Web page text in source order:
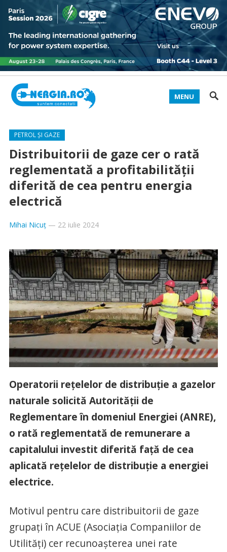
MENU
PETROL ȘI GAZE
Distribuitorii de gaze cer o rată
reglementată a profitabilității
diferită de cea pentru energia
electrică
Mihai Nicuț— 22 iulie 2024
Operatorii rețelelor de distribuție a gazelor
naturale solicită Autorității de
Reglementare în domeniul Energiei (ANRE),
o rată reglementată de remunerare a
capitalului investit diferită față de cea
aplicată rețelelor de distribuție a energiei
electrice.
Motivul pentru care distribuitorii de gaze
grupați în ACUE (Asociația Companiilor de
Utilități) cer recunoașterea unei rate